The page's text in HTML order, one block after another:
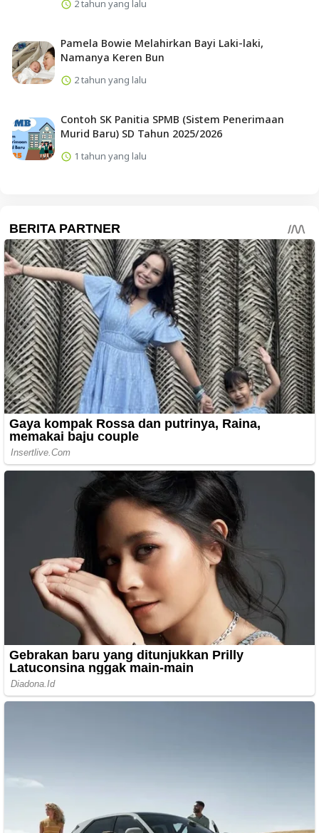
2 tahun yang lalu
Pamela Bowie Melahirkan Bayi Laki-laki,
Namanya Keren Bun
2 tahun yang lalu
Contoh SK Panitia SPMB (Sistem Penerimaan
Murid Baru) SD Tahun 2025/2026
1 tahun yang lalu